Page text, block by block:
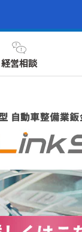
経営相談